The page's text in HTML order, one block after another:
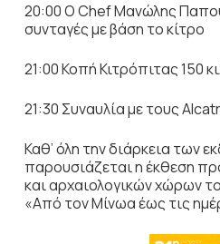
20:00 Ο Chef Μανώλης
συνταγές με βάση το κίτρο
21:00 Κοπή Κιτρόπιτας 150
21:30 Συναυλία με τους
Καθ’ όλη την διάρκεια των
παρουσιάζεται η έκθεση
και αρχαιολογικών χώρων
«Από τον Μίνωα έως τις